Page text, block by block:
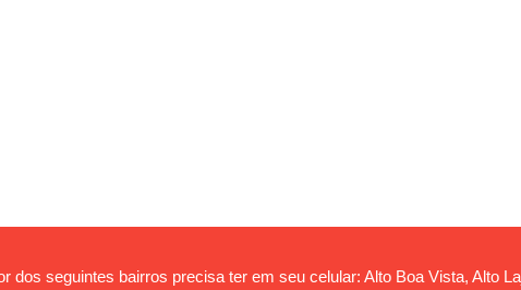
dos seguintes bairros precisa ter em seu celular: Alto Boa Vista, Alto